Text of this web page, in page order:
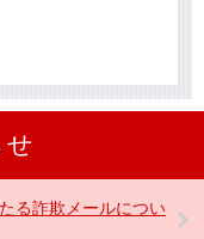
る詐欺メールについ